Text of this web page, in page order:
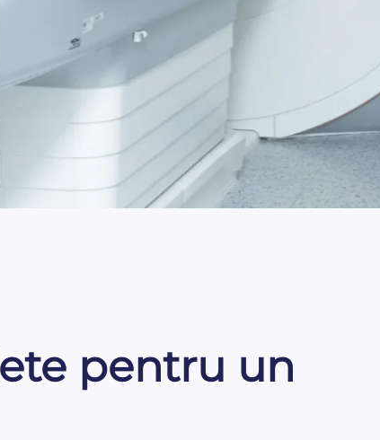
pentru un